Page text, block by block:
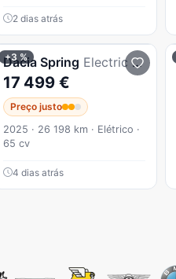
2 dias atrás
+3 %
Dacia Spring Electric 65 Extreme
17 499 €
Preço justo
2025 · 26 198 km · Elétrico ·
65 cv
4 dias atrás